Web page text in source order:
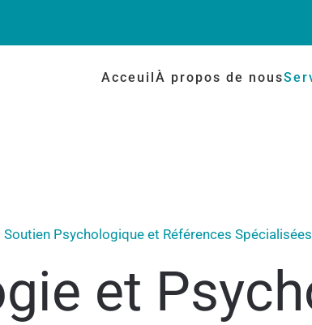
AcceuilÀ propos de nous
Soutien Psychologique et Références Spécialisées
et